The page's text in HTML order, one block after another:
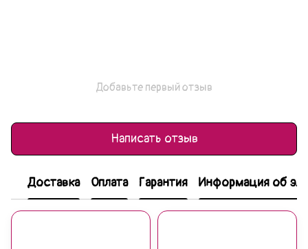
Добавьте первый отзыв
Написать отзыв
Доставка Оплата Гарантия Информация об